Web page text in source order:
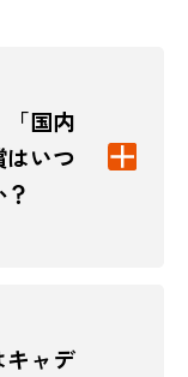
「国内
いつ
キャデ